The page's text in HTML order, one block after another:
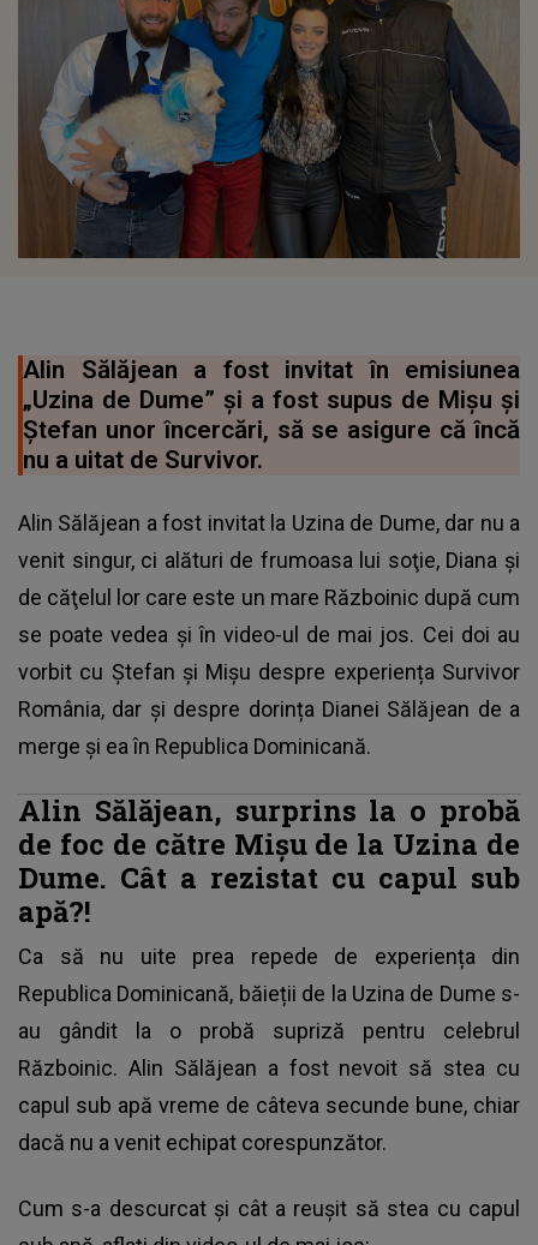
Alin Sălăjean a fost invitat în emisiunea
„Uzina de Dume” și a fost supus de Mișu și
Ștefan unor încercări, să se asigure că încă
nu a uitat de Survivor.
Alin Sălăjean a fost invitat la Uzina de Dume, dar nu a
venit singur, ci alături de frumoasa lui soţie, Diana şi
de căţelul lor care este un mare Războinic după cum
se poate vedea și în video-ul de mai jos. Cei doi au
vorbit cu Ștefan și Mișu despre experiența Survivor
România, dar și despre dorința Dianei Sălăjean de a
merge și ea în Republica Dominicană.
Alin Sălăjean, surprins la o probă
de foc de către Mișu de la Uzina de
Dume. Cât a rezistat cu capul sub
apă?!
Ca să nu uite prea repede de experiența din
Republica Dominicană, băieții de la Uzina de Dume s-
au gândit la o probă supriză pentru celebrul
Războinic. Alin Sălăjean a fost nevoit să stea cu
capul sub apă vreme de câteva secunde bune, chiar
dacă nu a venit echipat corespunzător.
Cum s-a descurcat și cât a reușit să stea cu capul